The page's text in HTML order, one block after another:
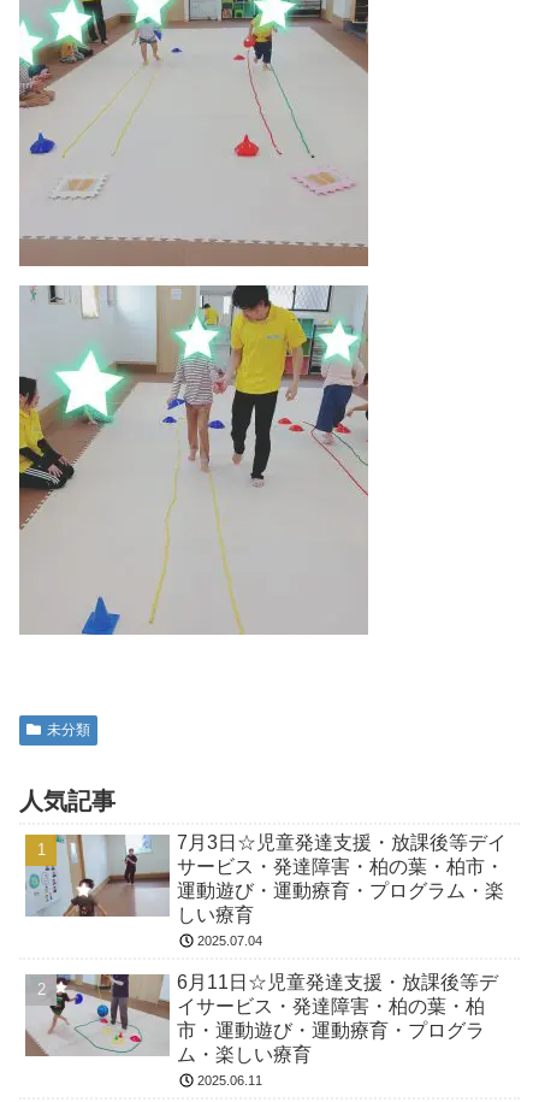
未分類
人気記事
7月3日☆児童発達支援・放課後等デイ
サービス・発達障害・柏の葉・柏市・
運動遊び・運動療育・プログラム・楽
しい療育
2025.07.04
6月11日☆児童発達支援・放課後等デ
イサービス・発達障害・柏の葉・柏
市・運動遊び・運動療育・プログラ
ム・楽しい療育
2025.06.11